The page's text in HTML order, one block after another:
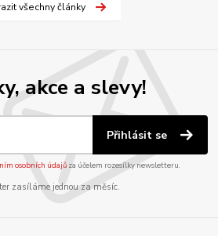
všechny články
akce a slevy!
Přihlásit se
osobních údajůza účelem rozesílky newsletteru.
zasíláme jednou za měsíc.